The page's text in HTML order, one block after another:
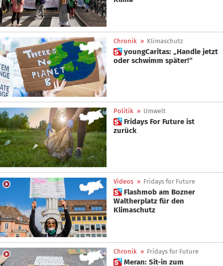
Chronik » Klimaschutz
 youngCaritas: „Handle jetzt
oder schwimm später!“
Politik » Umwelt
 Fridays For Future ist
zurück
Videos » Fridays for Future
 Flashmob am Bozner
Waltherplatz für den
Klimaschutz
Chronik » Fridays for Future
 Meran: Sit-in zum